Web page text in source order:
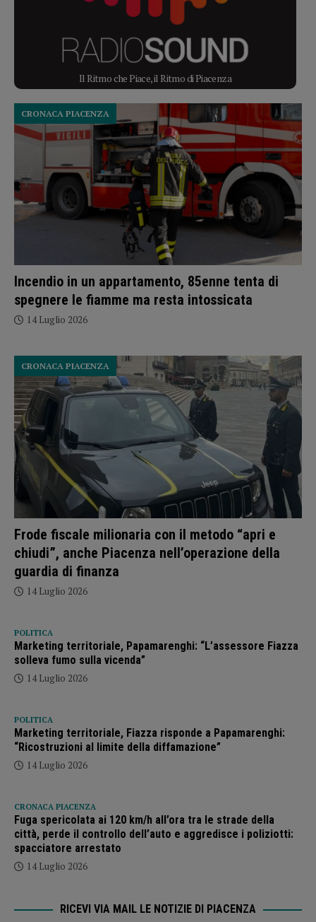
Il Ritmo che Piace, il Ritmo di Piacenza
Incendio in un appartamento, 85enne tenta di
spegnere le fiamme ma resta intossicata
CRONACA PIACENZA
14 Luglio 2026
Frode fiscale milionaria con il metodo “apri e
chiudi”, anche Piacenza nell’operazione della
guardia di finanza
CRONACA PIACENZA
14 Luglio 2026
POLITICA
Marketing territoriale, Papamarenghi: “L’assessore Fiazza
solleva fumo sulla vicenda”
14 Luglio 2026
POLITICA
Marketing territoriale, Fiazza risponde a Papamarenghi:
“Ricostruzioni al limite della diffamazione”
14 Luglio 2026
CRONACA PIACENZA
Fuga spericolata ai 120 km/h all’ora tra le strade della
città, perde il controllo dell’auto e aggredisce i poliziotti:
spacciatore arrestato
14 Luglio 2026
RICEVI VIA MAIL LE NOTIZIE DI PIACENZA